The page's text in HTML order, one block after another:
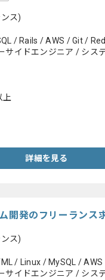
ス)
/ Rails / AWS / Git /
サイドエンジニア / シス
上
詳細を見る
開発のフリーランス
ス)
/ Linux / MySQL /
サイドエンジニア / シス